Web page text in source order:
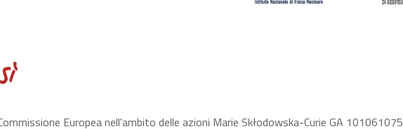
Europea nell'ambito delle azioni Marie Skłodowska-Curie GA 101061075